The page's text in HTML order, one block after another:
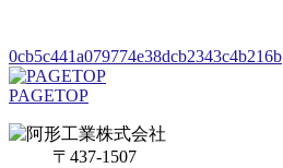
0cb5c441a079774e38dcb2343c4b216b
PAGETOP
〒437-1507